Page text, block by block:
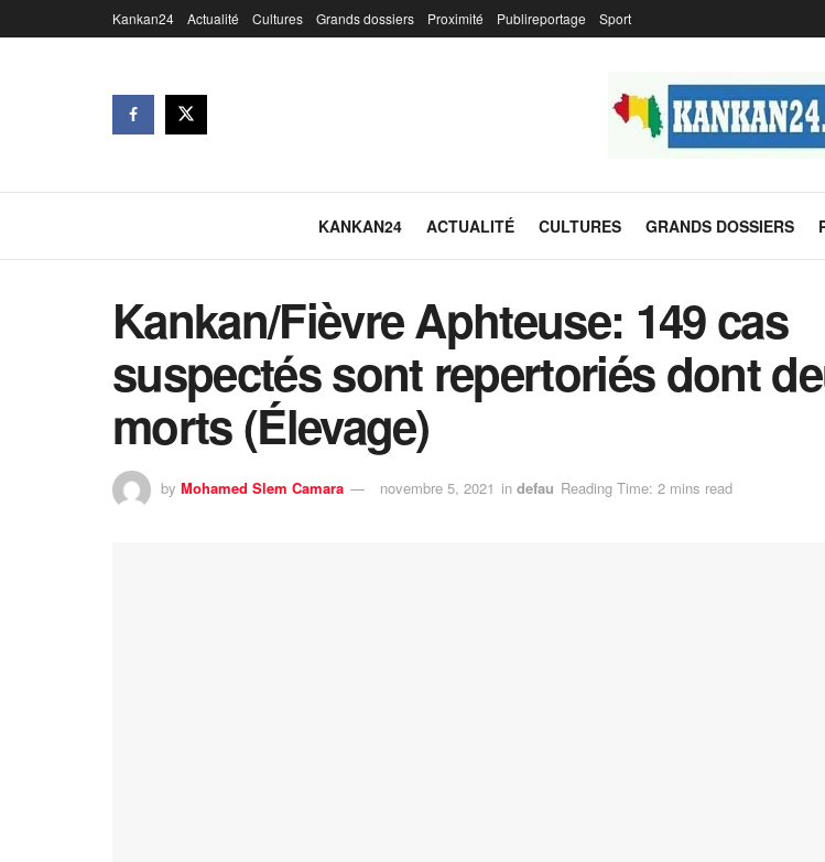
Kankan24 Actualité Cultures Grands dossiers Proximité Publireportage Sport
KANKAN24 ACTUALITÉ CULTURES GRANDS DOSSIERS
Kankan/Fièvre Aphteuse: 149 cas
suspectés sont repertoriés dont
morts (Élevage)
by Mohamed Slem Camara novembre 5, 2021 in defau Reading Time: 2 mins read